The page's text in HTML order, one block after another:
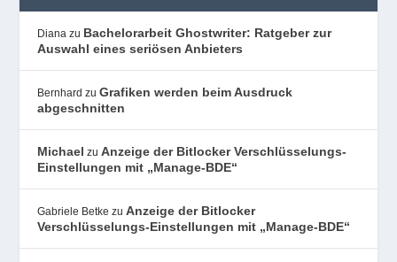
Diana zu Bachelorarbeit Ghostwriter: Ratgeber zur
Auswahl eines seriösen Anbieters
Bernhard zuGrafiken werden beim Ausdruck
abgeschnitten
Michael zuAnzeige der Bitlocker Verschlüsselungs-
Einstellungen mit „Manage-BDE“
Gabriele Betke zuAnzeige der Bitlocker
Verschlüsselungs-Einstellungen mit „Manage-BDE“